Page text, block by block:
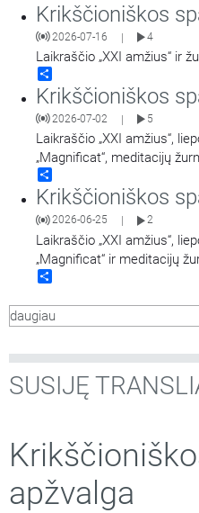
Krikščioniškos
2026-07-16 | 4
Laikraščio „XXI amžius“ ir
Krikščioniškos
2026-07-02 | 5
Laikraščio „XXI amžius“,
„Magnificat“, meditacijų
„Jėzuitai“ apžvalgos.
Krikščioniškos
2026-06-25 2
Laikraščio „XXI amžius“,
„Magnificat“ ir meditacijų
apžvalgos.
daugiau
SUSIJĘ
apžvalga